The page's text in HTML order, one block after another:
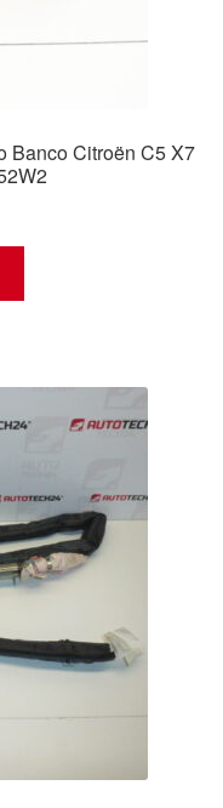
Banco Citroën C5 X7